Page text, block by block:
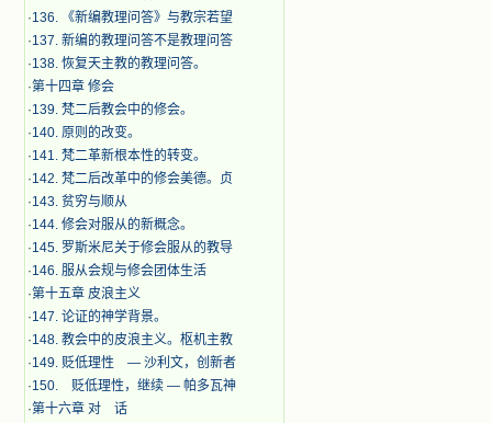
·136. 《新编教理问答》与教宗若望
·137. 新编的教理问答不是教理问答
·138. 恢复天主教的教理问答。
·第十四章 修会
·139. 梵二后教会中的修会。
·140. 原则的改变。
·141. 梵二革新根本性的转变。
·142. 梵二后改革中的修会美德。贞
·143. 贫穷与顺从
·144. 修会对服从的新概念。
·145. 罗斯米尼关于修会服从的教导
·146. 服从会规与修会团体生活
·第十五章 皮浪主义
·147. 论证的神学背景。
·148. 教会中的皮浪主义。枢机主教
·149. 贬低理性 — 沙利文，创新者
·150. 贬低理性，继续 — 帕多瓦神
·第十六章 对 话